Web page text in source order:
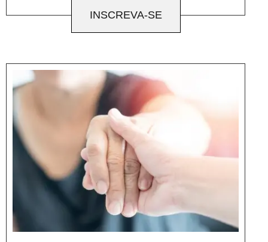
INSCREVA-SE